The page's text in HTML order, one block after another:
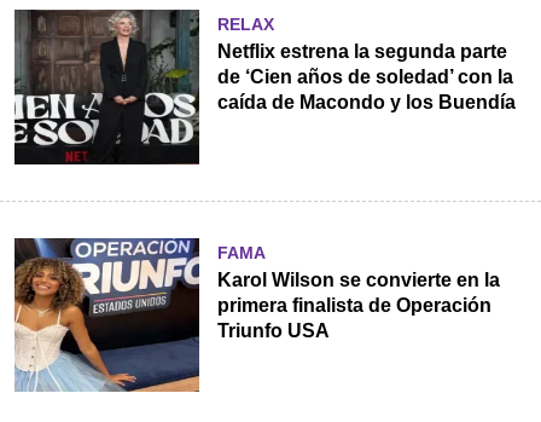
RELAX
Netflix estrena la segunda parte
de ‘Cien años de soledad’ con la
caída de Macondo y los Buendía
FAMA
Karol Wilson se convierte en la
primera finalista de Operación
Triunfo USA